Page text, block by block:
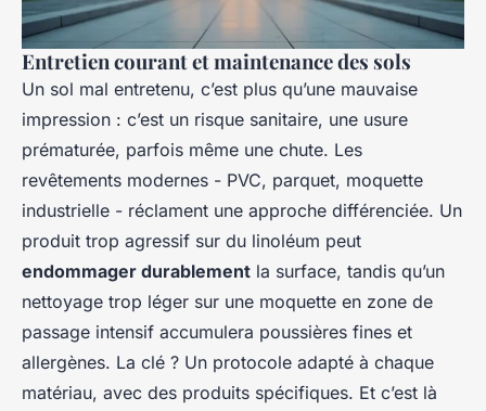
Entretien courant et maintenance des sols
Un sol mal entretenu, c’est plus qu’une mauvaise
impression : c’est un risque sanitaire, une usure
prématurée, parfois même une chute. Les
revêtements modernes - PVC, parquet, moquette
industrielle - réclament une approche différenciée. Un
produit trop agressif sur du linoléum peut
endommager durablement la surface, tandis qu’un
nettoyage trop léger sur une moquette en zone de
passage intensif accumulera poussières fines et
allergènes. La clé ? Un protocole adapté à chaque
matériau, avec des produits spécifiques. Et c’est là